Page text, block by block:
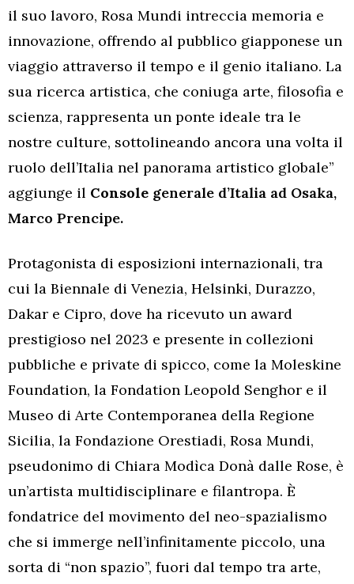
il suo lavoro, Rosa Mundi intreccia memoria e
innovazione, offrendo al pubblico giapponese un
viaggio attraverso il tempo e il genio italiano. La
sua ricerca artistica, che coniuga arte, filosofia e
scienza, rappresenta un ponte ideale tra le
nostre culture, sottolineando ancora una volta il
ruolo dell’Italia nel panorama artistico globale”
aggiunge il Console generale d’Italia ad Osaka,
Marco Prencipe.
Protagonista di esposizioni internazionali, tra
cui la Biennale di Venezia, Helsinki, Durazzo,
Dakar e Cipro, dove ha ricevuto un award
prestigioso nel 2023 e presente in collezioni
pubbliche e private di spicco, come la Moleskine
Foundation, la Fondation Leopold Senghor e il
Museo di Arte Contemporanea della Regione
Sicilia, la Fondazione Orestiadi, Rosa Mundi,
pseudonimo di Chiara Modìca Donà dalle Rose, è
un’artista multidisciplinare e filantropa. È
fondatrice del movimento del neo-spazialismo
che si immerge nell’infinitamente piccolo, una
sorta di “non spazio”, fuori dal tempo tra arte,